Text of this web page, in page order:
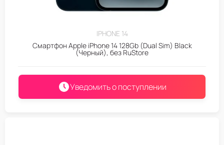
IPHONE 14
Смартфон Apple iPhone 14 128Gb (Dual Sim) Black
(Черный), без RuStore
Уведомить о поступлении